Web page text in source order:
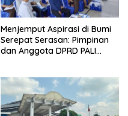
Menjemput Aspirasi di Bumi
Serepat Serasan: Pimpinan
dan Anggota DPRD PALI
Melalui Reses Ke-2 Tahun
2026